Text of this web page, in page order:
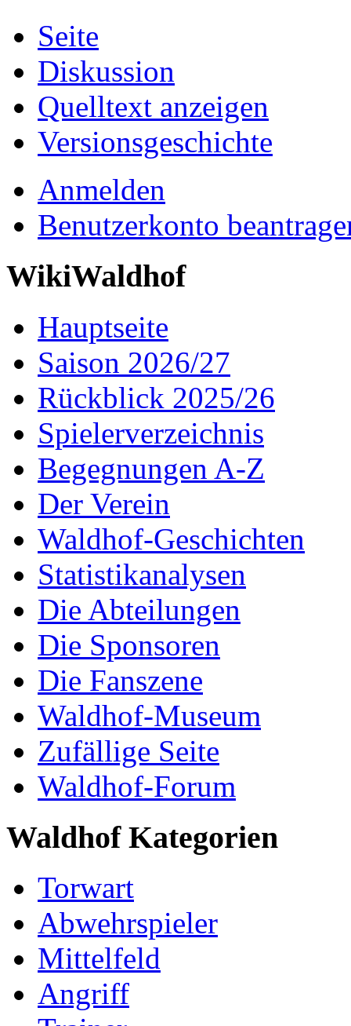
Seite
Diskussion
Quelltext anzeigen
Versionsgeschichte
Anmelden
Benutzerkonto
WikiWaldhof
Hauptseite
Saison 2026/27
Rückblick 2025/26
Spielerverzeichnis
Begegnungen A-Z
Der Verein
Waldhof-Geschichten
Statistikanalysen
Die Abteilungen
Die Sponsoren
Die Fanszene
Waldhof-Museum
Zufällige Seite
Waldhof-Forum
Waldhof Kategorien
Torwart
Abwehrspieler
Mittelfeld
Angriff